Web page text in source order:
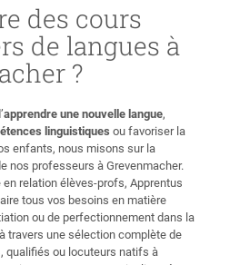
des cours
de langues à
?
apprendre une nouvelle langue,
linguistiques ou favoriser la
enfants, nous misons sur la
nos professeurs à Grevenmacher.
relation élèves-profs, Apprentus
tous vos besoins en matière
ou de perfectionnement dans la
travers une sélection complète de
qualifiés ou locuteurs natifs à